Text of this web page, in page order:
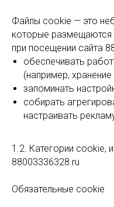
Файлы cookie — это
которые размещаются
при посещении сайта
обеспечивать
(например,
запоминать
собирать
настраивать
1.2. Категории cookie,
88003336328.ru
Обязательные cookie